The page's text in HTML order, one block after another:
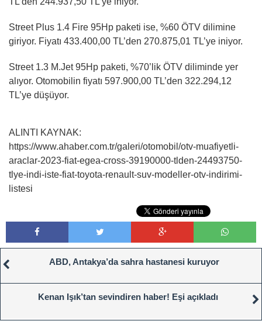
Street Plus 1.4 Fire 95Hp paketi ise, %60 ÖTV dilimine
giriyor. Fiyatı 433.400,00 TL’den 270.875,01 TL’ye iniyor.
Street 1.3 M.Jet 95Hp paketi, %70’lik ÖTV diliminde yer
alıyor. Otomobilin fiyatı 597.900,00 TL’den 322.294,12
TL’ye düşüyor.
ALINTI KAYNAK:
https://www.ahaber.com.tr/galeri/otomobil/otv-muafiyetli-
araclar-2023-fiat-egea-cross-39190000-tlden-24493750-
tlye-indi-iste-fiat-toyota-renault-suv-modeller-otv-indirimi-
listesi
ABD, Antakya’da sahra hastanesi kuruyor
Kenan Işık’tan sevindiren haber! Eşi açıkladı